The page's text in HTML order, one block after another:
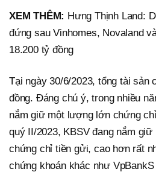
XEM THÊM: Hưng Thịnh Land:
đứng sau Vinhomes, Novaland
18.200 tỷ đồng
Tại ngày 30/6/2023, tổng tài sản
đồng. Đáng chú ý, trong nhiều
nắm giữ một lượng lớn chứng
quý II/2023, KBSV đang nắm
chứng chỉ tiền gửi, cao hơn rất
chứng khoán khác như